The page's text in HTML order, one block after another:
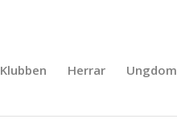
Klubben Herrar Ungdom